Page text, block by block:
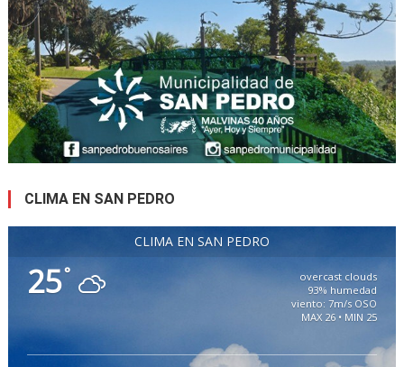
CLIMA EN SAN PEDRO
CLIMA EN SAN PEDRO
25°
overcast clouds
93% humedad
viento: 7m/s OSO
MAX 26 • MIN 25